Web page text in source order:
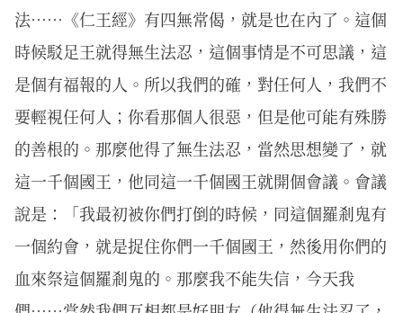
法……《仁王經》有四無常偈，就是也在內了。這個
時候駁足王就得無生法忍，這個事情是不可思議，這
是個有福報的人。所以我們的確，對任何人，我們不
要輕視任何人；你看那個人很惡，但是他可能有殊勝
的善根的。那麼他得了無生法忍，當然思想變了，就
這一千個國王，他同這一千個國王就開個會議。會議
說是：「我最初被你們打倒的時候，同這個羅剎鬼有
一個約會，就是捉住你們一千個國王，然後用你們的
血來祭這個羅剎鬼的。那麼我不能失信，今天我